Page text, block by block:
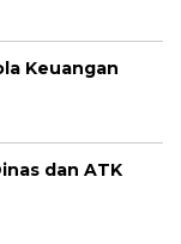
Keuangan
dan ATK